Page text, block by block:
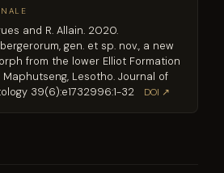
and R. Allain. 2020.
gen. et sp. nov., a new
from the lower Elliot Formation
Lesotho. Journal of
39(6):e1732996:1-32
DOI ↗